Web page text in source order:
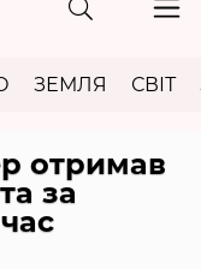
ЗЕМЛЯ СВІТ
отримав
за